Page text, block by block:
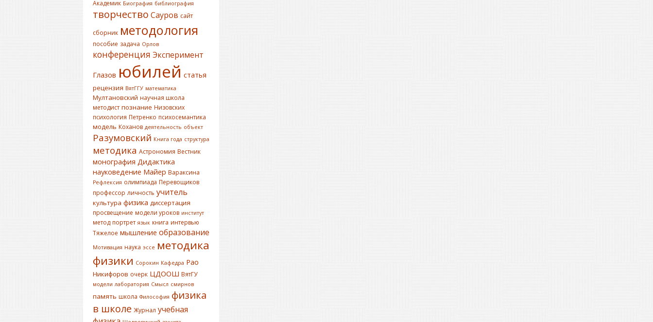
Академик Биография библиография
творчество Сауров сайт
сборник методология
пособие задача Орлов
конференция Эксперимент
Глазов юбилей статья
рецензия ВятГГУ математика
Мултановский научная школа
методист познание Низовских
психология Петренко психосемантика
модель Коханов деятельность объект
Разумовский Книга года структура
методика Астрономия Вестник
монография Дидактика
науковедение Майер Вараксина
Рефлексия олимпиада Перевощиков
профессор личность учитель
культура физика диссертация
просвещение модели уроков институт
метод портрет язык книга интервью
Тяжелое мышление образование
Мотивация наука эссе методика
физики Сорокин Кафедра Рао
Никифоров очерк ЦДООШ ВятГУ
модели лаборатория Смысл смирнов
память школа Философия физика
в школе Журнал учебная